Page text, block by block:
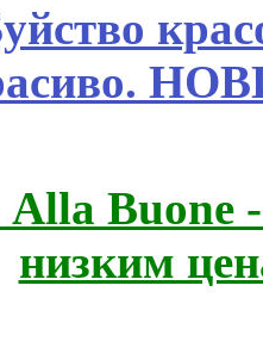
Buone
низким